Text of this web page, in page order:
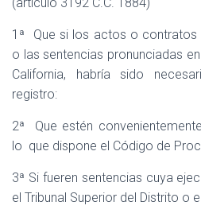
1ª
Que si los actos o contratos
o las sentencias pronunciadas
California, habría sido
registro:
2ª
Que estén
lo que dispone el Código de
3ª Si fueren sentencias cuya
el Tribunal Superior del Distrito o